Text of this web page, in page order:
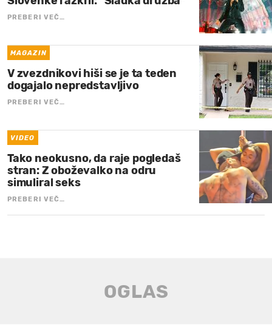
PREBERI VEČ…
MAGAZIN
V zvezdnikovi hiši se je ta teden
dogajalo nepredstavljivo
PREBERI VEČ…
VIDEO
Tako neokusno, da raje pogledaš
stran: Z oboževalko na odru
simuliral seks
PREBERI VEČ…